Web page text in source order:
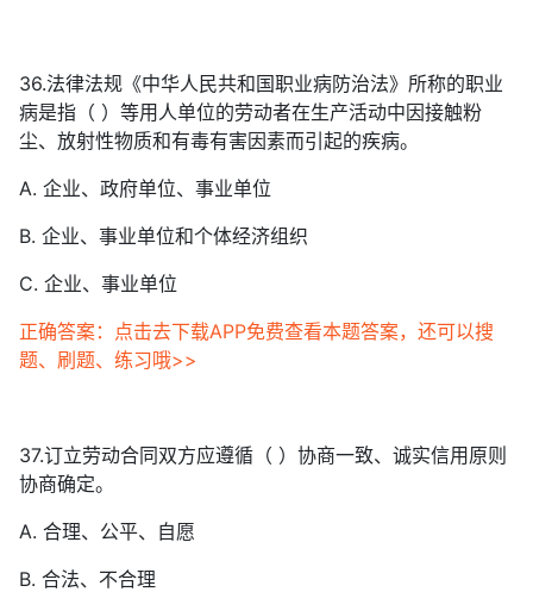
36.法律法规《中华人民共和国职业病防治法》所称的职业
病是指（ ）等用人单位的劳动者在生产活动中因接触粉
尘、放射性物质和有毒有害因素而引起的疾病。
A. 企业、政府单位、事业单位
B. 企业、事业单位和个体经济组织
C. 企业、事业单位
正确答案：点击去下载APP免费查看本题答案，还可以搜
题、刷题、练习哦>>
37.订立劳动合同双方应遵循（ ）协商一致、诚实信用原则
协商确定。
A. 合理、公平、自愿
B. 合法、不合理